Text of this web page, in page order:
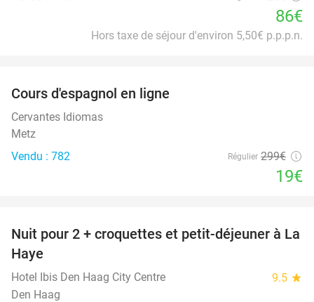
86€
Hors taxe de séjour d'environ 5,50€ p.p.p.n.
Cours d'espagnol en ligne
Cervantes Idiomas
Metz
Vendu : 782
Régulier 299€
19€
41%
Nuit pour 2 + croquettes et petit-déjeuner à La
Haye
Hotel Ibis Den Haag City Centre 9.5 star
Den Haag